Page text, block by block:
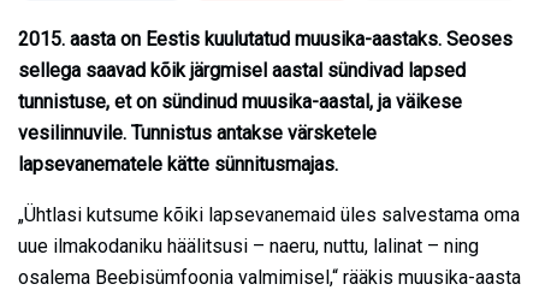
2015. aasta on Eestis kuulutatud muusika-aastaks. Seoses
sellega saavad kõik järgmisel aastal sündivad lapsed
tunnistuse, et on sündinud muusika-aastal, ja väikese
vesilinnuvile. Tunnistus antakse värsketele
lapsevanematele kätte sünnitusmajas.
„Ühtlasi kutsume kõiki lapsevanemaid üles salvestama oma
uue ilmakodaniku häälitsusi – naeru, nuttu, lalinat – ning
osalema Beebisümfoonia valmimisel,“ rääkis muusika-aasta